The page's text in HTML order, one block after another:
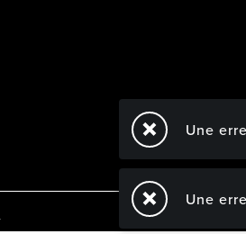
Une
Une